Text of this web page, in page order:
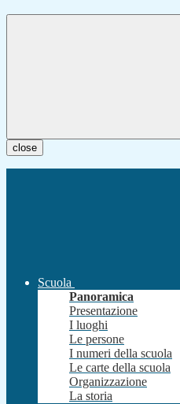
close
Scuola
Panoramica
Presentazione
I luoghi
Le persone
I numeri della scuola
Le carte della scuola
Organizzazione
La storia